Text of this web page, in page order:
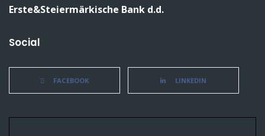
Erste&Steiermärkische Bank d.d.
Social
FACEBOOK LINKEDIN